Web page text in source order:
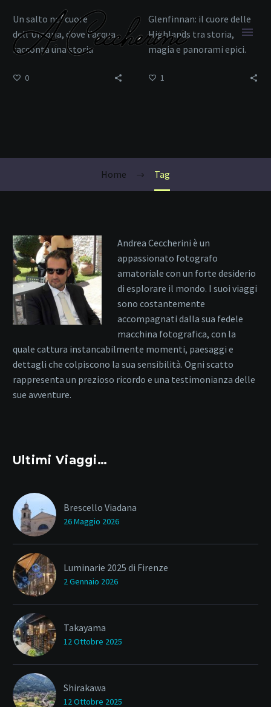
Home Tag
Un salto nel cuore
dell’Umbria, dove l’acqua
racconta una storia
0
Glenfinnan: il cuore delle
Highlands tra storia,
magia e panorami epici.
1
Andrea Ceccherini è un
appassionato fotografo
amatoriale con un forte desiderio
di esplorare il mondo. I suoi viaggi
sono costantemente
accompagnati dalla sua fedele
macchina fotografica, con la
quale cattura instancabilmente momenti, paesaggi e
dettagli che colpiscono la sua sensibilità. Ogni scatto
rappresenta un prezioso ricordo e una testimonianza delle
sue avventure.
Ultimi Viaggi…
Brescello Viadana
26 Maggio 2026
Luminarie 2025 di Firenze
2 Gennaio 2026
Takayama
12 Ottobre 2025
Shirakawa
12 Ottobre 2025